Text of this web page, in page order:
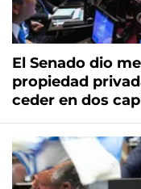
El Senado dio
propiedad
ceder en dos